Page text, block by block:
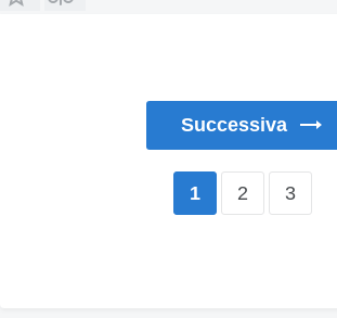
Successiva
1 2 3